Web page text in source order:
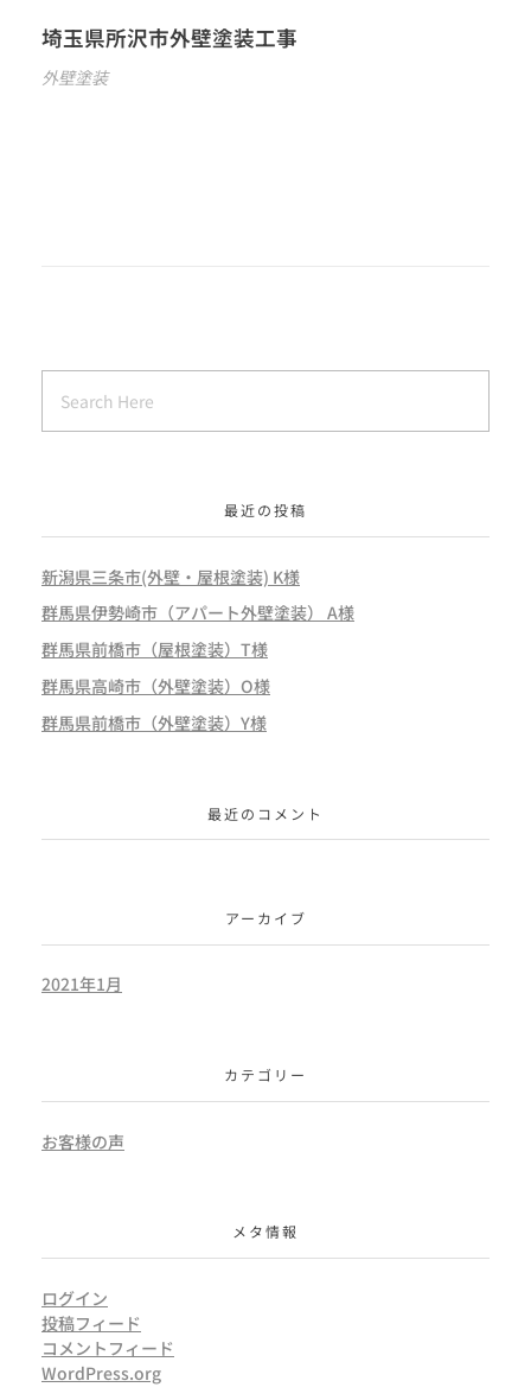
埼玉県所沢市外壁塗装工事
外壁塗装
最近の投稿
新潟県三条市(外壁・屋根塗装) K様
群馬県伊勢崎市（アパート外壁塗装） A様
群馬県前橋市（屋根塗装）T様
群馬県高崎市（外壁塗装）O様
群馬県前橋市（外壁塗装）Y様
最近のコメント
アーカイブ
2021年1月
カテゴリー
お客様の声
メタ情報
ログイン
投稿フィード
コメントフィード
WordPress.org